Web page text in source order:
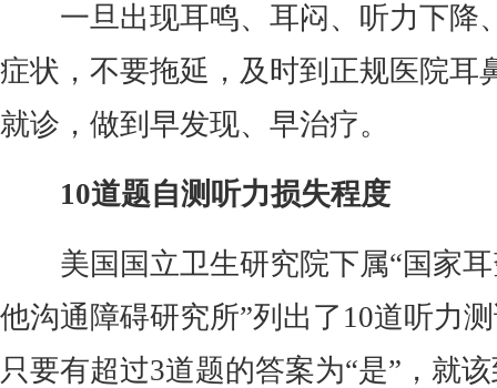
一旦出现耳鸣、耳闷、听力下降
症状，不要拖延，及时到正规医院耳
就诊，做到早发现、早治疗。
10道题自测听力损失程度
美国国立卫生研究院下属“国家耳
他沟通障碍研究所”列出了10道听力
只要有超过3道题的答案为“是”，就